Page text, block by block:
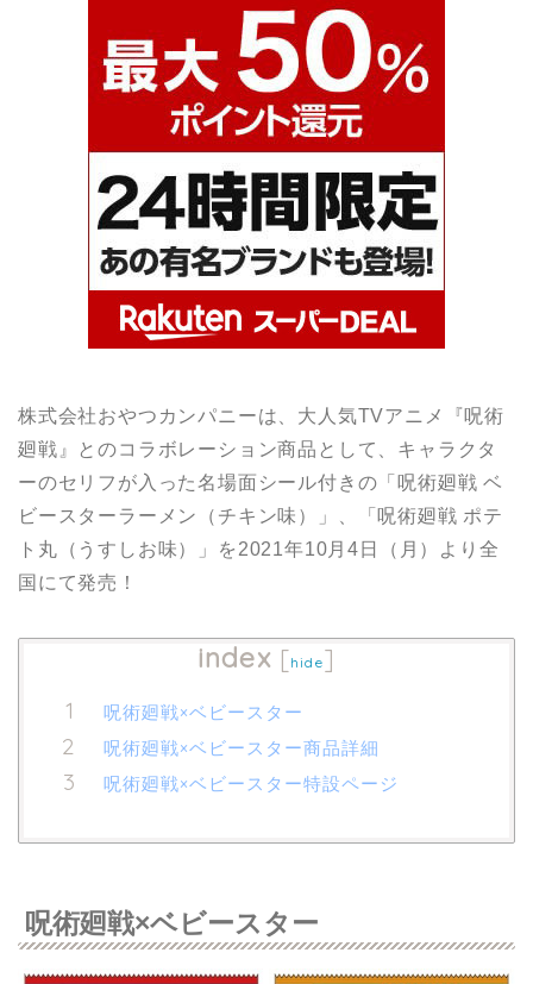
株式会社おやつカンパニーは、大人気TVアニメ『呪術
廻戦』とのコラボレーション商品として、キャラクタ
ーのセリフが入った名場面シール付きの「呪術廻戦 ベ
ビースターラーメン（チキン味）」、「呪術廻戦 ポテ
ト丸（うすしお味）」を2021年10月4日（月）より全
国にて発売！
index [hide]
呪術廻戦×ベビースター
呪術廻戦×ベビースター商品詳細
呪術廻戦×ベビースター特設ページ
呪術廻戦×ベビースター